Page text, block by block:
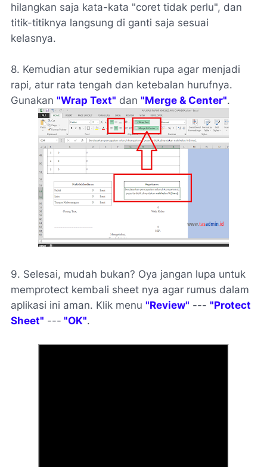
hilangkan saja kata-kata "coret tidak perlu", dan
titik-titiknya langsung di ganti saja sesuai
kelasnya.
8. Kemudian atur sedemikian rupa agar menjadi
rapi, atur rata tengah dan ketebalan hurufnya.
Gunakan "Wrap Text" dan "Merge & Center".
9. Selesai, mudah bukan? Oya jangan lupa untuk
memprotect kembali sheet nya agar rumus dalam
aplikasi ini aman. Klik menu "Review" --- "Protect
Sheet" --- "OK".